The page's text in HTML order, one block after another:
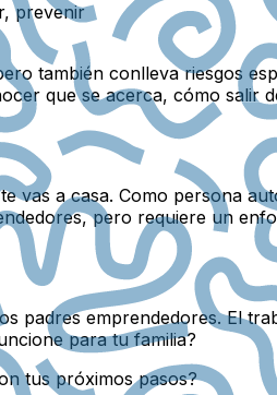
prevenir
también conlleva riesgos
que se acerca, cómo salir
vas a casa. Como persona
pero requiere un
padres emprendedores. El
para tu familia?
tus próximos pasos?